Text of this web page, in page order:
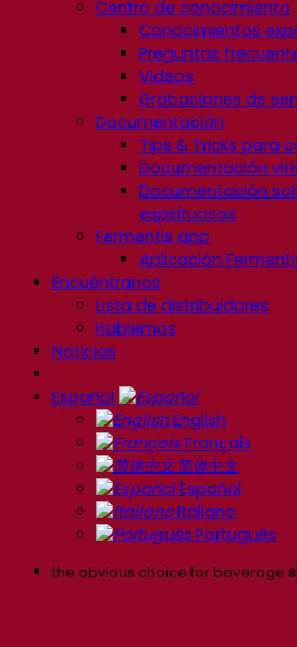
Centro de conocimiento
Conocimientos
Preguntas
Videos
Grabaciones de
Documentación
Tips & Tricks para
Documentación
Documentación
espirituosas
Fermentis app
Aplicación
Encuéntranos
Lista de distribuidores
Hablemos
Noticias
Español
English
Français
简体中文
Español
Italiano
Português
the obvious choice for beverage